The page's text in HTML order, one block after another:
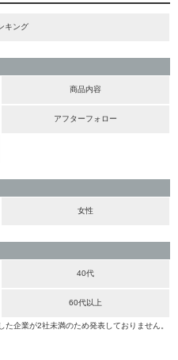
キング
商品内容
アフターフォロー
女性
40代
60代以上
企業が2社未満のため発表しておりません。